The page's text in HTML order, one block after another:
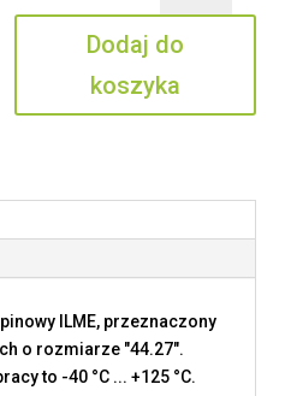
24
Dodaj do
koszyka
ILME, przeznaczony
o rozmiarze "44.27".
to -40 °C ... +125 °C.